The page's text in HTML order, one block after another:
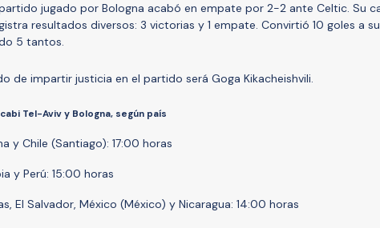
jugado por Bologna acabó en empate por 2-2 ante Celtic. Su
resultados diversos: 3 victorias y 1 empate. Convirtió 10 goles a
5 tantos.
de impartir justicia en el partido será Goga Kikacheishvili.
Tel-Aviv y Bologna, según país
y Chile (Santiago): 17:00 horas
y Perú: 15:00 horas
El Salvador, México (México) y Nicaragua: 14:00 horas